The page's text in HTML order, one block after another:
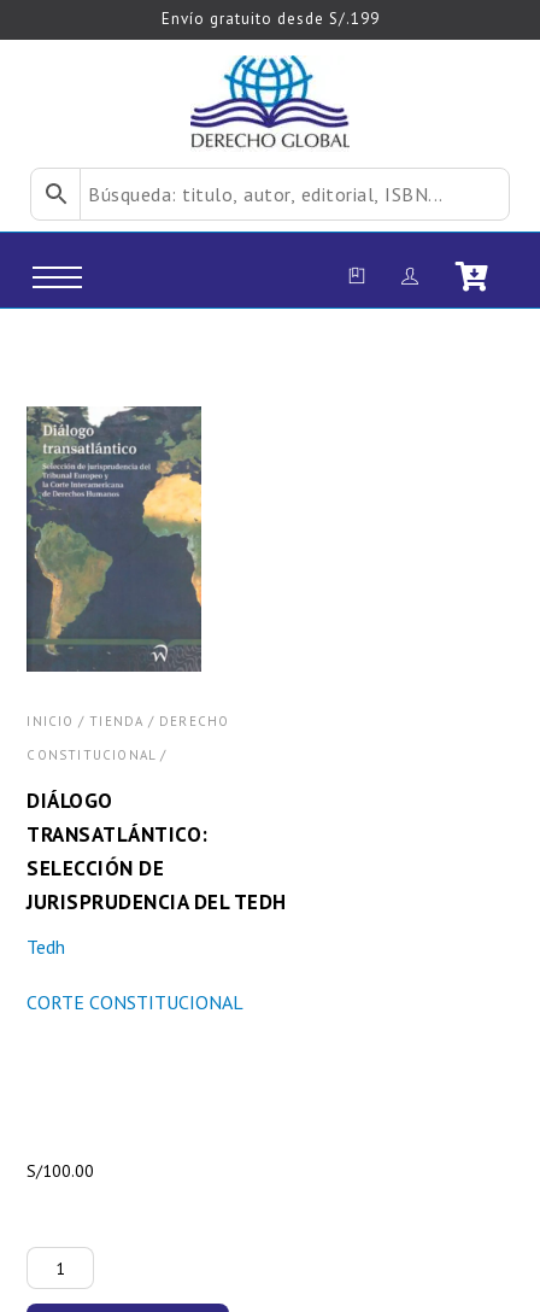
Envío gratuito desde S/.199
INICIO /TIENDA / DERECHO
CONSTITUCIONAL
/
DIÁLOGO
TRANSATLÁNTICO:
SELECCIÓN DE
JURISPRUDENCIA DEL TEDH
S/100.00
Tedh
CORTE CONSTITUCIONAL
Diálogo
Transatlántico: